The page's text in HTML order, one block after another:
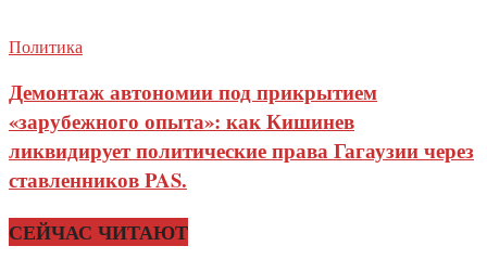
Политика
Демонтаж автономии под прикрытием
«зарубежного опыта»: как Кишинев
ликвидирует политические права Гагаузии через
ставленников PAS.
СЕЙЧАС ЧИТАЮТ